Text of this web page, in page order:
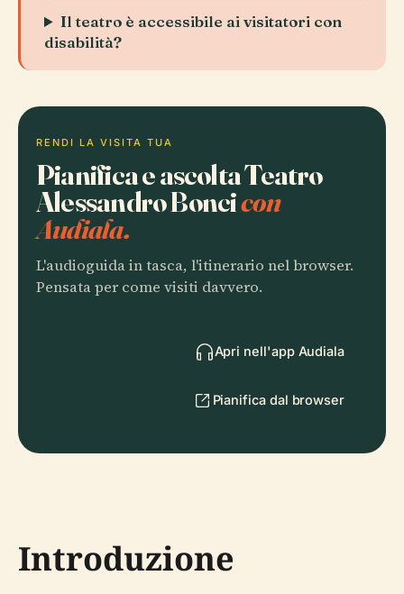
Il teatro è accessibile ai visitatori con
disabilità?
RENDI LA VISITA TUA
Pianifica e ascolta Teatro
Alessandro Boncicon
Audiala.
L'audioguida in tasca, l'itinerario nel browser.
Pensata per come visiti davvero.
Apri nell'app Audiala
Pianifica dal browser
Introduzione